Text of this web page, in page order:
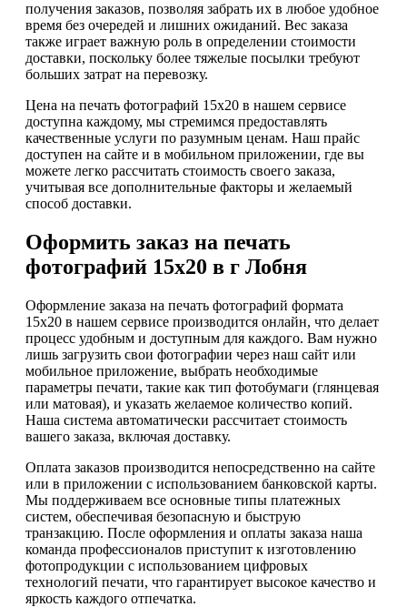
получения заказов, позволяя забрать их в любое удобное
время без очередей и лишних ожиданий. Вес заказа
также играет важную роль в определении стоимости
доставки, поскольку более тяжелые посылки требуют
больших затрат на перевозку.
Цена на печать фотографий 15х20 в нашем сервисе
доступна каждому, мы стремимся предоставлять
качественные услуги по разумным ценам. Наш прайс
доступен на сайте и в мобильном приложении, где вы
можете легко рассчитать стоимость своего заказа,
учитывая все дополнительные факторы и желаемый
способ доставки.
Оформить заказ на печать
фотографий 15х20 в г Лобня
Оформление заказа на печать фотографий формата
15х20 в нашем сервисе производится онлайн, что делает
процесс удобным и доступным для каждого. Вам нужно
лишь загрузить свои фотографии через наш сайт или
мобильное приложение, выбрать необходимые
параметры печати, такие как тип фотобумаги (глянцевая
или матовая), и указать желаемое количество копий.
Наша система автоматически рассчитает стоимость
вашего заказа, включая доставку.
Оплата заказов производится непосредственно на сайте
или в приложении с использованием банковской карты.
Мы поддерживаем все основные типы платежных
систем, обеспечивая безопасную и быструю
транзакцию. После оформления и оплаты заказа наша
команда профессионалов приступит к изготовлению
фотопродукции с использованием цифровых
технологий печати, что гарантирует высокое качество и
яркость каждого отпечатка.